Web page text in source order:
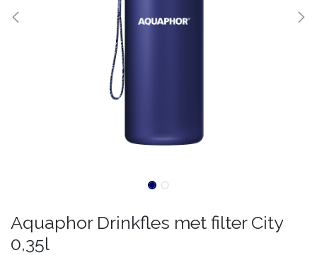
Aquaphor Drinkfles met filter City
0,35l